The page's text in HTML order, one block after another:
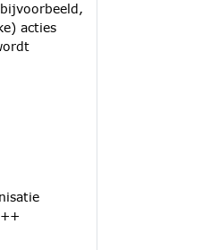
acties